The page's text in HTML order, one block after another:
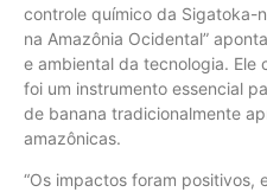
controle químico da Sigatoka-
na Amazônia Ocidental”
e ambiental da tecnologia. Ele
foi um instrumento essencial
de banana tradicionalmente
amazônicas.
“Os impactos foram positivos,